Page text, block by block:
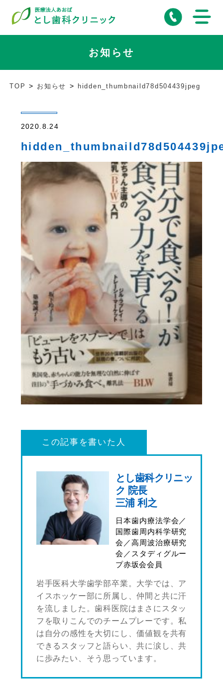
お知らせ
TOP お知らせ hidden_thumbnaild78d504439jpeg
2020.8.24
この記事を書いた人
とし歯科クリニッ
ク 院長
三浦 利之
日本歯内療法学会／
国際歯周内科学研究
会／高周波治療研究
会／スタディグルー
プ赤坂会会員
岩手医科大学歯学部卒業。大学では、ア
イスホッケー部に所属し、仲間と共に汗
を流しました。歯科医院はまさにスタッ
フを取りこんでのチームプレーです。私
は自分の感性を大切にし、価値観を共有
できるスタッフと語らい、共に涙し、共
に歩みたい、そう思っています。